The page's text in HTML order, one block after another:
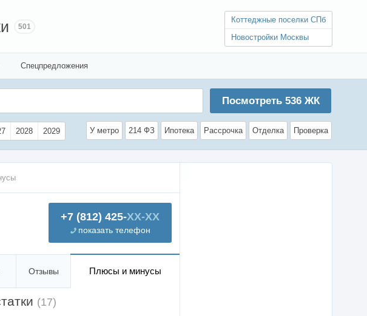
501
Коттеджные поселки СПб
Новостройки Москвы
Спецпредложения
Посмотреть 536ЖК
2028 2029 У метро 214 ФЗ Ипотека Рассрочка Отделка Проверка
+7 (812) 425-XX-XX
показать телефон
Отзывы Плюсы и минусы
(17)